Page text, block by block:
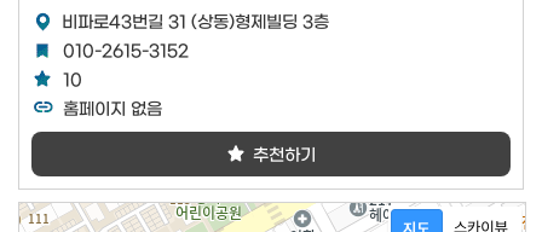
비파로43번길 31 (상동)형제빌딩 3층
010-2615-3152
10
홈페이지 없음
추천하기